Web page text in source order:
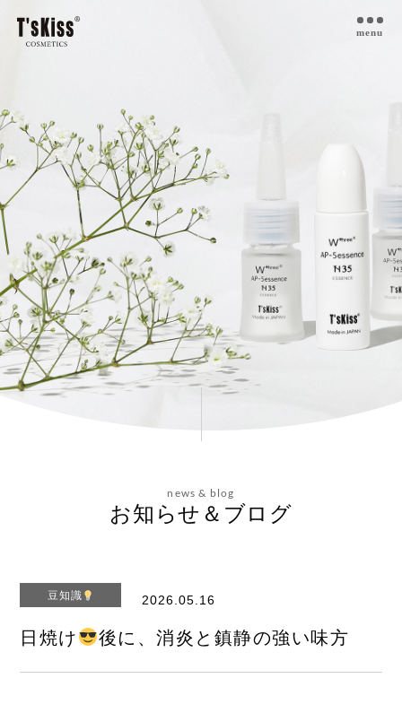
私たちのプラセンタ
開発インタビュー
商品一覧
取扱ご検討サロン様へ
お取扱サロン
お知らせ・ブログ
会社概要
お問い合わせ
menu
news & blog
お知らせ＆ブログ
豆知識 2026.05.16
日焼け 後に、消炎と鎮静の強い味方